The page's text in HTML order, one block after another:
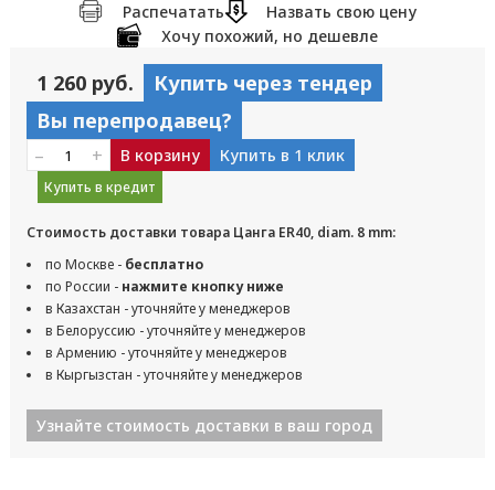
Распечатать
Назвать свою цену
Хочу похожий, но дешевле
1 260 руб.
Купить через тендер
Вы перепродавец?
– + В корзину Купить в 1 клик
Купить в кредит
Стоимость доставки товара Цанга ER40, diam. 8 mm:
по Москве - бесплатно
по России - нажмите кнопку ниже
в Казахстан - уточняйте у менеджеров
в Белоруссию - уточняйте у менеджеров
в Армению - уточняйте у менеджеров
в Кыргызстан - уточняйте у менеджеров
Узнайте стоимость доставки в ваш город